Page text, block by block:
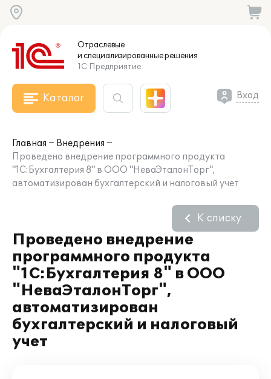
Отраслевые
и специализированныерешения
1С:Предприятие
Каталог Вход
Главная
Внедрения
Проведено внедрение программного продукта
"1С:Бухгалтерия 8" в ООО "НеваЭталонТорг",
автоматизирован бухгалтерский и налоговый учет
Проведено внедрение
программного продукта
"1С:Бухгалтерия 8" в ООО
"НеваЭталонТорг",
автоматизирован
бухгалтерский и налоговый
учет
К списку